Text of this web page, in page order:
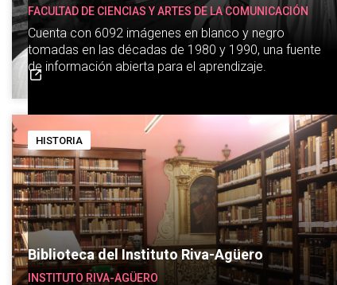
FACULTAD DE CIENCIAS Y ARTES DE LA COMUNICACIÓN
Cuenta con 6092 imágenes en blanco y negro
tomadas en las décadas de 1980 y 1990, una fuente
de información abierta para el aprendizaje.
Biblioteca del Instituto Riva-Agüero
INSTITUTO RIVA-AGÜERO
HISTORIA